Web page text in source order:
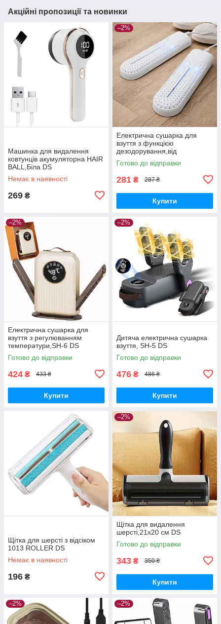
Акційні пропозиції та новинки
Машинка для видалення
ковтунців акумуляторна HAIR
BALL,Біла DS
Немає в наявності
269 ₴
–2%
Електрична сушарка для
взуття з функцією
дезодорування,від
мережі,таймер DS
Готово до відправки
281 ₴ 287 ₴
Купити
–2%
Електрична сушарка для
взуття з регулюванням
температури,SH-6 DS
Готово до відправки
424 ₴ 433 ₴
Купити
–2%
Дитяча електрична сушарка
взуття, SH-5 DS
Готово до відправки
476 ₴ 486 ₴
Купити
Щітка для шерсті з відсіком
1013 ROLLER DS
Немає в наявності
196 ₴
–2%
Щітка для видалення
шерсті,21х20 см DS
Готово до відправки
343 ₴ 350 ₴
Купити
–2% –2%